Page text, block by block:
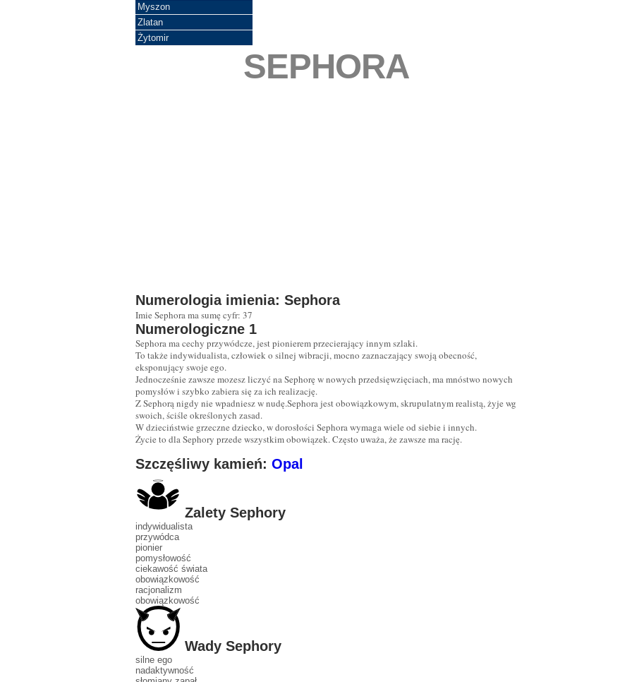
Myszon
Zlatan
Żytomir
SEPHORA
Numerologia imienia: Sephora
Imie Sephora ma sumę cyfr: 37
Numerologiczne 1
Sephora ma cechy przywódcze, jest pionierem przecierający innym szlaki.
To także indywidualista, człowiek o silnej wibracji, mocno zaznaczający swoją obecność,
eksponujący swoje ego.
Jednocześnie zawsze mozesz liczyć na Sephorę w nowych przedsięwzięciach, ma mnóstwo nowych
pomysłów i szybko zabiera się za ich realizację.
Z Sephorą nigdy nie wpadniesz w nudę.Sephora jest obowiązkowym, skrupulatnym realistą, żyje wg
swoich, ściśle określonych zasad.
W dzieciństwie grzeczne dziecko, w dorosłości Sephora wymaga wiele od siebie i innych.
Życie to dla Sephory przede wszystkim obowiązek. Często uważa, że zawsze ma rację.
Szczęśliwy kamień: Opal
Zalety Sephory
indywidualista
przywódca
pionier
pomysłowość
ciekawość świata
obowiązkowość
racjonalizm
obowiązkowość
Wady Sephory
silne ego
nadaktywność